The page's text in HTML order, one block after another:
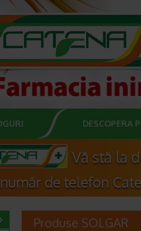
DESCOPERA
Produse SOLGAR